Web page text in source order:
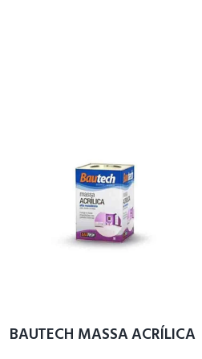
BAUTECH MASSA ACRÍLICA